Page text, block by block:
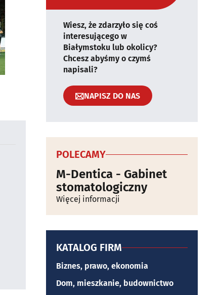
Wiesz, że zdarzyło się coś
interesującego w
Białymstoku lub okolicy?
Chcesz abyśmy o czymś
napisali?
NAPISZ DO NAS
POLECAMY
M-Dentica - Gabinet
stomatologiczny
Więcej informacji
KATALOG FIRM
Biznes, prawo, ekonomia
Dom, mieszkanie, budownictwo